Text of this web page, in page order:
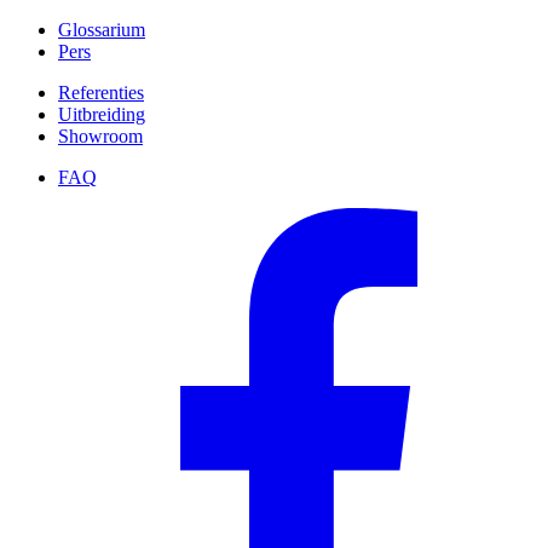
Glossarium
Pers
Referenties
Uitbreiding
Showroom
FAQ